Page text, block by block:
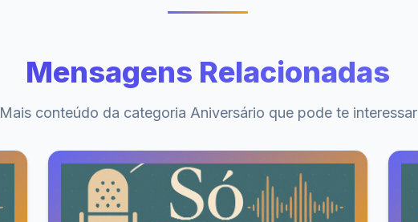
Mensagens Relacionadas
Mais conteúdo da categoria Aniversário que pode te interessar